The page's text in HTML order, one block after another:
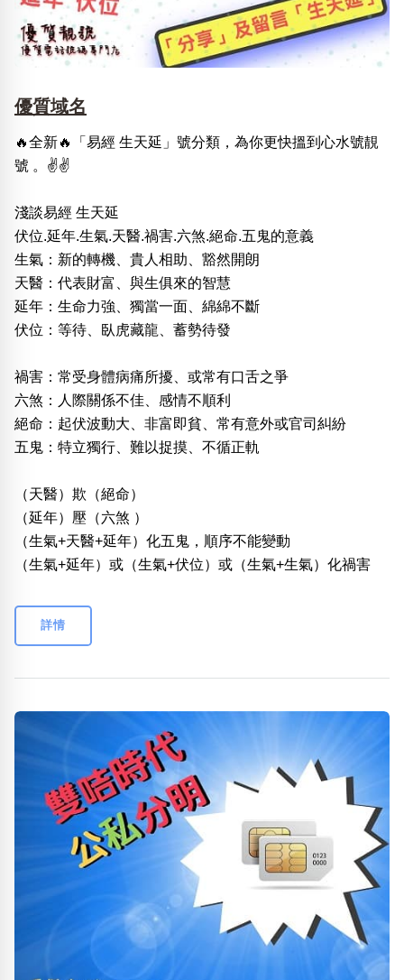
優質域名
🔥全新🔥「易經 生天延」號分類，為你更快搵到心水號靚
號 。✌️✌️
淺談易經 生天延
伏位.延年.生氣.天醫.禍害.六煞.絕命.五鬼的意義
生氣：新的轉機、貴人相助、豁然開朗
天醫：代表財富、與生俱來的智慧
延年：生命力強、獨當一面、綿綿不斷
伏位：等待、臥虎藏龍、蓄勢待發
禍害：常受身體病痛所擾、或常有口舌之爭
六煞：人際關係不佳、感情不順利
絕命：起伏波動大、非富即貧、常有意外或官司糾紛
五鬼：特立獨行、難以捉摸、不循正軌
（天醫）欺（絕命）
（延年）壓（六煞 ）
（生氣+天醫+延年）化五鬼，順序不能變動
（生氣+延年）或（生氣+伏位）或（生氣+生氣）化禍害
詳情